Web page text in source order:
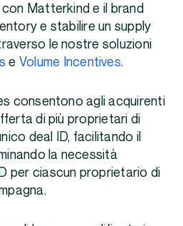
Matterkind e il brand
e stabilire un supply
le nostre soluzioni
e Volume Incentives.
consentono agli acquirenti
di più proprietari di
deal ID, facilitando il
la necessità
per ciascun proprietario di